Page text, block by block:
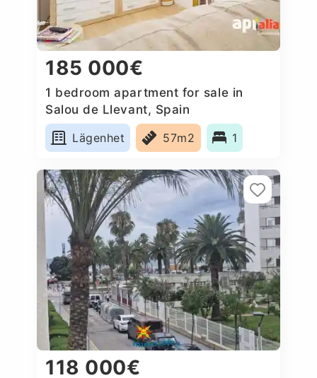
185 000€
1 bedroom apartment for sale in
Salou de Llevant, Spain
Lägenhet
57m2 1
118 000€